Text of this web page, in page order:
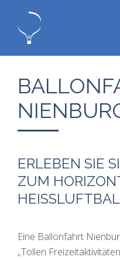
ERLEBEN SIE
ZUM
Eine Ballonfahrt
„Tollen